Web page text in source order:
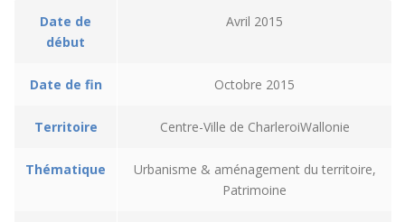
Date de
début
Avril 2015
Date de fin Octobre 2015
Territoire Centre-Ville de CharleroiWallonie
Thématique
Urbanisme & aménagement du territoire,
Patrimoine